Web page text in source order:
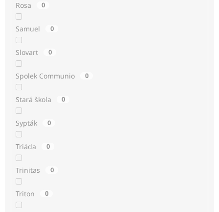
Rosa 0
Samuel 0
Slovart 0
Spolek Communio 0
Stará škola 0
Sypták 0
Triáda 0
Trinitas 0
Triton 0